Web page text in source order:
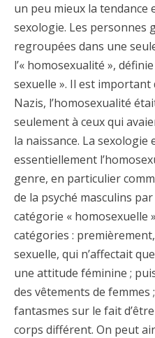
un peu mieux la tendance
sexologie. Les personnes
regroupées dans une
l’« homosexualité »,
sexuelle ». Il est
Nazis, l’homosexualité
seulement à ceux qui
la naissance. La
essentiellement
genre, en particulier
de la psyché masculins
catégorie « homosexuelle
catégories :
sexuelle, qui n’affectait
une attitude féminine ;
des vêtements de femmes
fantasmes sur le fait
corps différent. On peut